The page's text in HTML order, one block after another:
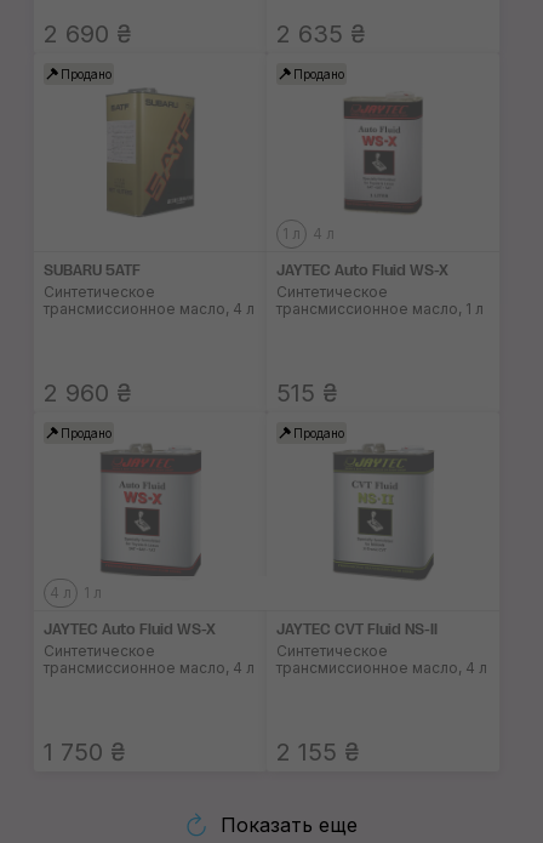
2 690 ₴ 2 635 ₴
Продано
SUBARU 5ATF
Синтетическое
трансмиссионное масло, 4 л
2 960 ₴
Продано
1 л 4 л
JAYTEC Auto Fluid WS-X
Синтетическое
трансмиссионное масло, 1 л
515 ₴
Продано
4 л 1 л
JAYTEC Auto Fluid WS-X
Синтетическое
трансмиссионное масло, 4 л
1 750 ₴
Продано
JAYTEC CVT Fluid NS-II
Синтетическое
трансмиссионное масло, 4 л
2 155 ₴
Показать еще